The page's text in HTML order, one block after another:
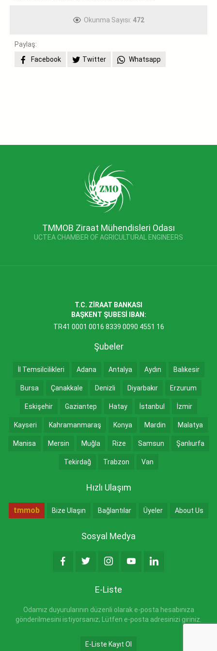
Okunma Sayısı: 472
Paylaş:
Facebook
Twitter Whatsapp
TMMOB Ziraat Mühendisleri Odası
UCTEA CHAMBER OF AGRICULTURAL ENGINEERS
T.C. ZİRAAT BANKASI
BAŞKENT ŞUBESİ IBAN:
TR41 0001 0016 8339 0090 4551 16
Şubeler
İl Temsilcilikleri Adana Antalya Aydın Balıkesir
Bursa Çanakkale Denizli Diyarbakır Erzurum
Eskişehir Gaziantep Hatay İstanbul İzmir
Kayseri Kahramanmaraş Konya Mardin Malatya
Manisa Mersin Muğla Rize Samsun Şanlıurfa
Tekirdağ Trabzon Van
Hızlı Ulaşım
tmmob Bize Ulaşın Bağlantılar Üyeler About Us
Sosyal Medya
E-Liste
Odamız duyurularının düzenli olarak e-posta hesabınıza
gönderilmesini istiyorsanız; Lütfen e-posta adresinizi giriniz.
E-Liste Kayıt Ol